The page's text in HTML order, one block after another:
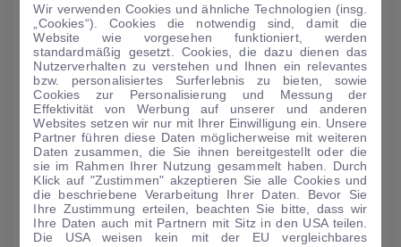
AUTO-MEDIENPORTAL: Genf 2024: Dacia mit drei
Premieren
Als einer der wenigen Autohersteller ist Dacia in der kommenden
Woche auf dem Auto-Salon in Genf vertreten. Auf einem 900
Wir verwenden Cookies und ähnliche Technologien (insg.
„Cookies“). Cookies die notwendig sind, damit die
Website wie vorgesehen funktioniert, werden
standardmäßig gesetzt. Cookies, die dazu dienen das
Nutzerverhalten zu verstehen und Ihnen ein relevantes
bzw. personalisiertes Surferlebnis zu bieten, sowie
Cookies zur Personalisierung und Messung der
Effektivität von Werbung auf unserer und anderen
Websites setzen wir nur mit Ihrer Einwilligung ein. Unsere
Partner führen diese Daten möglicherweise mit weiteren
Daten zusammen, die Sie ihnen bereitgestellt oder die
sie im Rahmen Ihrer Nutzung gesammelt haben. Durch
Klick auf "Zustimmen" akzeptieren Sie alle Cookies und
die beschriebene Verarbeitung Ihrer Daten. Bevor Sie
Ihre Zustimmung erteilen, beachten Sie bitte, dass wir
Ihre Daten auch mit Partnern mit Sitz in den USA teilen.
Die USA weisen kein mit der EU vergleichbares